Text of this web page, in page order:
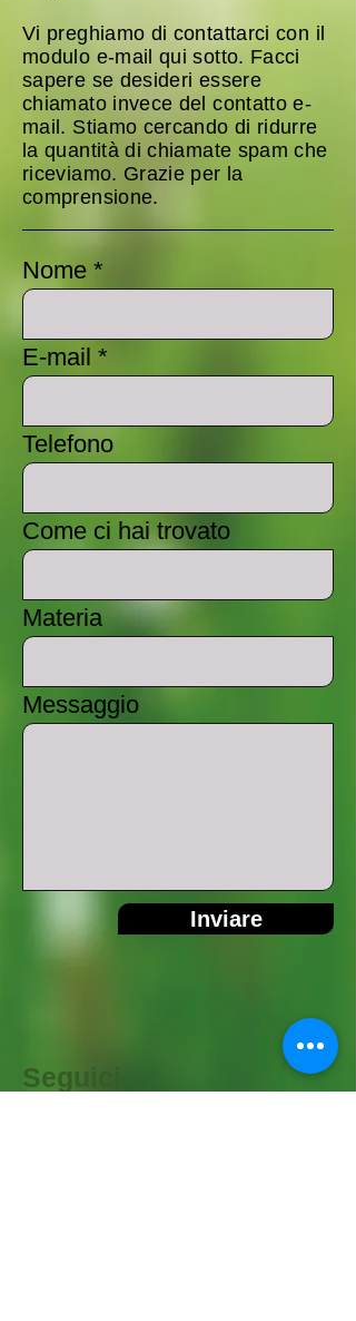
Vi preghiamo di contattarci con il
modulo e-mail qui sotto. Facci
sapere se desideri essere
chiamato invece del contatto e-
mail. Stiamo cercando di ridurre
la quantità di chiamate spam che
riceviamo. Grazie per la
comprensione.
Nome
E-mail
Telefono
Come ci hai trovato
Materia
Messaggio
Inviare
Seguici